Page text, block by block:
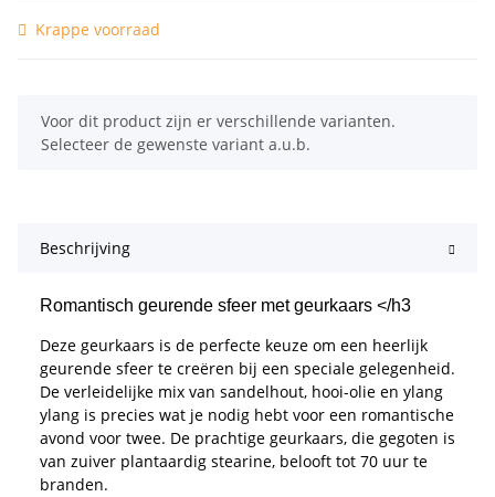
Krappe voorraad
x
Voor dit product zijn er verschillende varianten.
Selecteer de gewenste variant a.u.b.
Beschrijving
Romantisch geurende sfeer met geurkaars </h3
Deze geurkaars is de perfecte keuze om een heerlijk
geurende sfeer te creëren bij een speciale gelegenheid.
De verleidelijke mix van sandelhout, hooi-olie en ylang
ylang is precies wat je nodig hebt voor een romantische
avond voor twee. De prachtige geurkaars, die gegoten is
van zuiver plantaardig stearine, belooft tot 70 uur te
branden.